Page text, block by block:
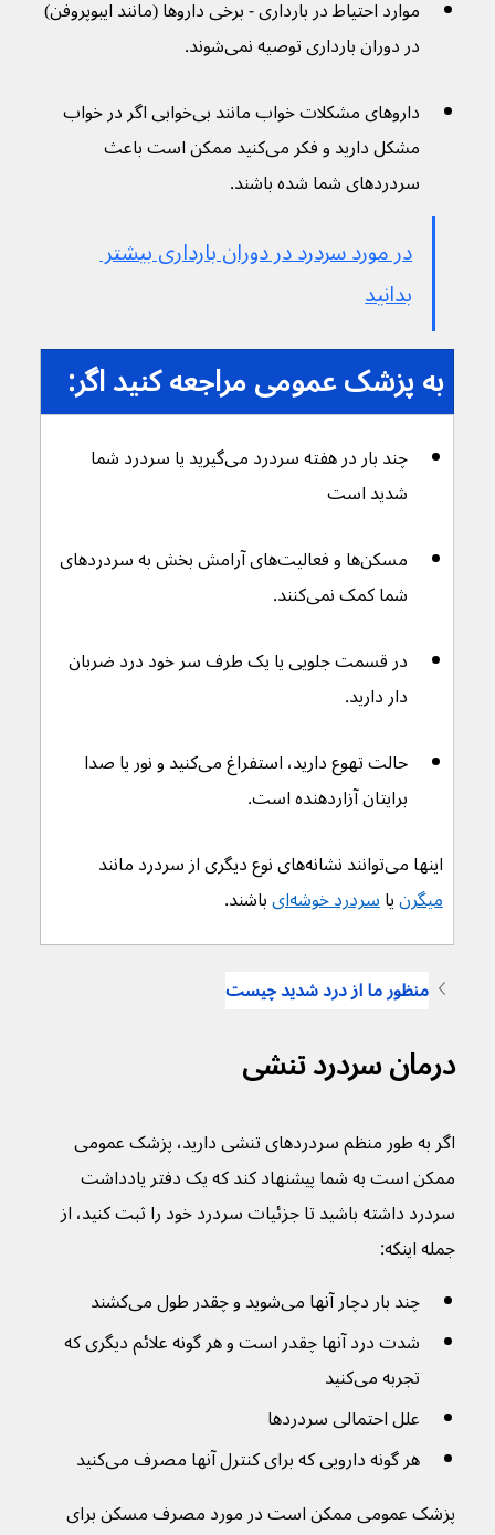
موارد احتیاط در بارداری - برخی داروها (مانند ایبوپروفن)
در دوران بارداری توصیه نمی‌شوند.
داروهای مشکلات خواب مانند بی‌خوابی اگر در خواب
مشکل دارید و فکر می‌کنید ممکن است باعث
سردردهای شما شده باشند.
در مورد سردرد در دوران بارداری بیشتر
بدانید
به پزشک عمومی مراجعه کنید اگر:
چند بار در هفته سردرد می‌گیرید یا سردرد شما
شدید است
مسکن‌ها و فعالیت‌های آرامش بخش به سردردهای
شما کمک نمی‌کنند.
در قسمت جلویی یا یک طرف سر خود درد ضربان
دار دارید.
حالت تهوع دارید، استفراغ می‌کنید و نور یا صدا
برایتان آزاردهنده است.
اینها می‌توانند نشانه‌های نوع دیگری از سردرد مانند
میگرن یا سردرد خوشه‌ای باشند.
منظور ما از درد شدید چیست
درمان سردرد تنشی
اگر به طور منظم سردرد‌های تنشی دارید، پزشک عمومی
ممکن است به شما پیشنهاد کند که یک دفتر یادداشت
سردرد داشته باشید تا جزئیات سردرد خود را ثبت کنید، از
جمله اینکه:
چند بار دچار آنها می‌شوید و چقدر طول می‌کشند
شدت درد آنها چقدر است و هر گونه علائم دیگری که
تجربه می‌کنید
علل احتمالی سردردها
هر گونه دارویی که برای کنترل آنها مصرف می‌کنید
پزشک عمومی ممکن است در مورد مصرف مسکن برای